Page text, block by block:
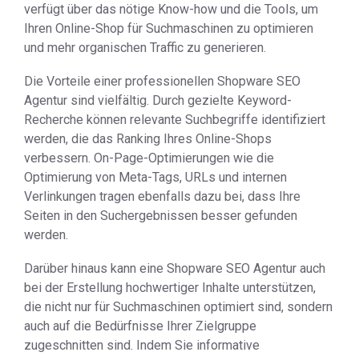
verfügt über das nötige Know-how und die Tools, um
Ihren Online-Shop für Suchmaschinen zu optimieren
und mehr organischen Traffic zu generieren.
Die Vorteile einer professionellen Shopware SEO
Agentur sind vielfältig. Durch gezielte Keyword-
Recherche können relevante Suchbegriffe identifiziert
werden, die das Ranking Ihres Online-Shops
verbessern. On-Page-Optimierungen wie die
Optimierung von Meta-Tags, URLs und internen
Verlinkungen tragen ebenfalls dazu bei, dass Ihre
Seiten in den Suchergebnissen besser gefunden
werden.
Darüber hinaus kann eine Shopware SEO Agentur auch
bei der Erstellung hochwertiger Inhalte unterstützen,
die nicht nur für Suchmaschinen optimiert sind, sondern
auch auf die Bedürfnisse Ihrer Zielgruppe
zugeschnitten sind. Indem Sie informative